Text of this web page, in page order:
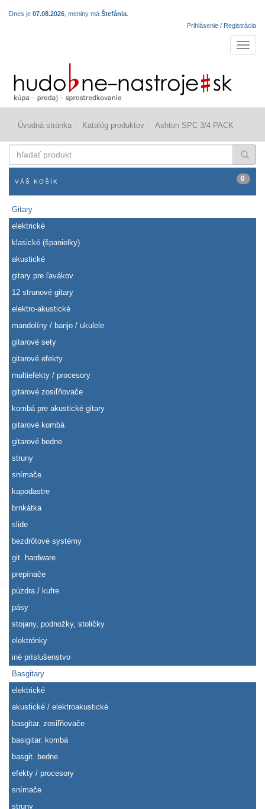
Dnes je 07.08.2026 , meniny má Štefánia
Prihlásenie / Registrácia
Úvodná stránka Katalóg produktov Ashton SPC 3/4 PACK
produkt
VÁŠ KOŠÍK 0
Gitary
elektrické
klasické (španielky)
akustické
gitary pre ľavákov
12 strunové gitary
elektro-akustické
mandolíny / banjo / ukulele
gitarové sety
gitarové efekty
multiefekty / procesory
gitarové zosiľňovače
kombá pre akustické gitary
gitarové kombá
gitarové bedne
struny
snímače
kapodastre
brnkátka
slide
bezdrôtové systémy
git. hardware
prepínače
púzdra / kufre
pásy
stojany, podnožky, stoličky
elektrónky
iné príslušenstvo
Basgitary
elektrické
akustické / elektroakustické
basgitar. zosiľňovače
basigitar. kombá
basgit. bedne
efekty / procesory
snímače
struny